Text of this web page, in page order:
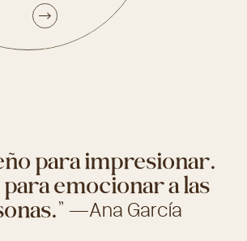
para impresionar.
emocionar a las
—Ana García